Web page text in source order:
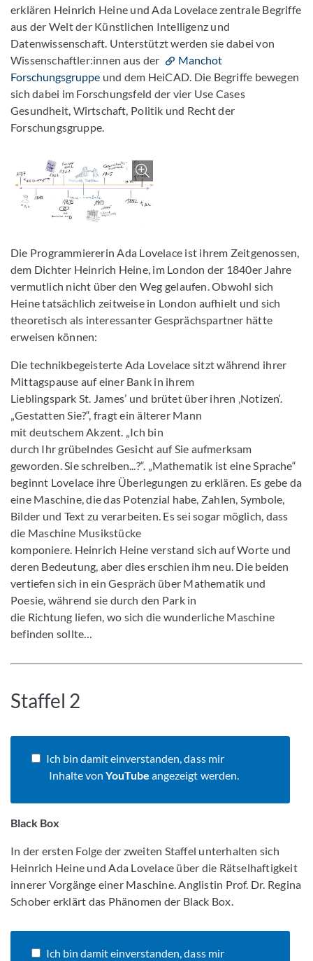
erklären Heinrich Heine und Ada Lovelace zentrale Begriffe
aus der Welt der Künstlichen Intelligenz und
Datenwissenschaft. Unterstützt werden sie dabei von
Wissenschaftler:innen aus der
Manchot
Forschungsgruppe und dem HeiCAD. Die Begriffe bewegen
sich dabei im Forschungsfeld der vier Use Cases
Gesundheit, Wirtschaft, Politik und Recht der
Forschungsgruppe.
Die Programmiererin Ada Lovelace ist ihrem Zeitgenossen,
dem Dichter Heinrich Heine, im London der 1840er Jahre
vermutlich nicht über den Weg gelaufen. Obwohl sich
Heine tatsächlich zeitweise in London aufhielt und sich
theoretisch als interessanter Gesprächspartner hätte
erweisen können:
Die technikbegeisterte Ada Lovelace sitzt während ihrer
Mittagspause auf einer Bank in ihrem
Lieblingspark St. James’ und brütet über ihren ‚Notizen‘.
„Gestatten Sie?“, fragt ein älterer Mann
mit deutschem Akzent. „Ich bin
durch Ihr grübelndes Gesicht auf Sie aufmerksam
geworden. Sie schreiben...?“. „Mathematik ist eine Sprache“
beginnt Lovelace ihre Überlegungen zu erklären. Es gebe da
eine Maschine, die das Potenzial habe, Zahlen, Symbole,
Bilder und Text zu verarbeiten. Es sei sogar möglich, dass
die Maschine Musikstücke
komponiere. Heinrich Heine verstand sich auf Worte und
deren Bedeutung, aber dies erschien ihm neu. Die beiden
vertiefen sich in ein Gespräch über Mathematik und
Poesie, während sie durch den Park in
die Richtung liefen, wo sich die wunderliche Maschine
befinden sollte…
Staffel 2
Ich bin damit einverstanden, dass mir
Inhalte vonYouTube angezeigt werden.
Black Box
In der ersten Folge der zweiten Staffel unterhalten sich
Heinrich Heine und Ada Lovelace über die Rätselhaftigkeit
innerer Vorgänge einer Maschine. Anglistin Prof. Dr. Regina
Schober erklärt das Phänomen der Black Box.
Ich bin damit einverstanden, dass mir